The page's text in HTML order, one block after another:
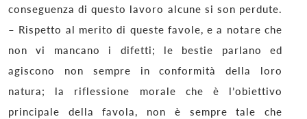
conseguenza di questo lavoro alcune si son perdute.
– Rispetto al merito di queste favole, e a notare che
non vi mancano i difetti; le bestie parlano ed
agiscono non sempre in conformità della loro
natura; la riflessione morale che è l’obiettivo
principale della favola, non è sempre tale che